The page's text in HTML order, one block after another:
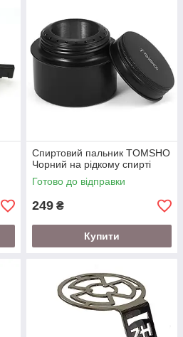
Спиртовий пальник TOMSHO
Чорний на рідкому спирті
Готово до відправки
249 ₴
Купити